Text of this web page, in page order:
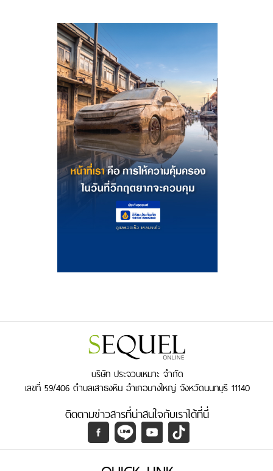
บริษัท ประจวบเหมาะ จำกัด
เลขที่ 59/406 ตำบลเสาธงหิน อำเภอบางใหญ่ จังหวัดนนทบุรี 11140
ติดตามข่าวสารที่น่าสนใจกับเราได้ที่นี่